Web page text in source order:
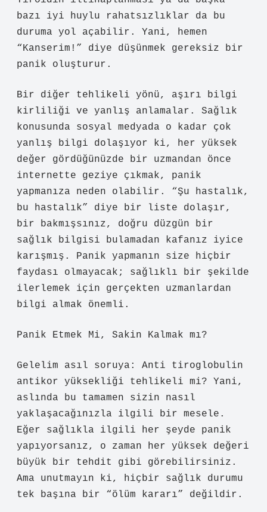
bazı iyi huylu rahatsızlıklar da bu
duruma yol açabilir. Yani, hemen
“Kanserim!” diye düşünmek gereksiz bir
panik oluşturur.
Bir diğer tehlikeli yönü, aşırı bilgi
kirliliği ve yanlış anlamalar. Sağlık
konusunda sosyal medyada o kadar çok
yanlış bilgi dolaşıyor ki, her yüksek
değer gördüğünüzde bir uzmandan önce
internette geziye çıkmak, panik
yapmanıza neden olabilir. “Şu hastalık,
bu hastalık” diye bir liste dolaşır,
bir bakmışsınız, doğru düzgün bir
sağlık bilgisi bulamadan kafanız iyice
karışmış. Panik yapmanın size hiçbir
faydası olmayacak; sağlıklı bir şekilde
ilerlemek için gerçekten uzmanlardan
bilgi almak önemli.
Panik Etmek Mi, Sakin Kalmak mı?
Gelelim asıl soruya: Anti tiroglobulin
antikor yüksekliği tehlikeli mi? Yani,
aslında bu tamamen sizin nasıl
yaklaşacağınızla ilgili bir mesele.
Eğer sağlıkla ilgili her şeyde panik
yapıyorsanız, o zaman her yüksek değeri
büyük bir tehdit gibi görebilirsiniz.
Ama unutmayın ki, hiçbir sağlık durumu
tek başına bir “ölüm kararı” değildir.